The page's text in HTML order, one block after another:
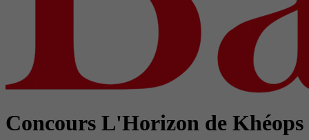
Concours L'Horizon de Khéops